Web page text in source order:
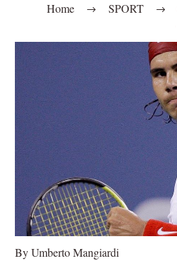
Home SPORT
By Umberto Mangiardi